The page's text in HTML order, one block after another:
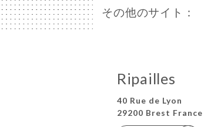
その他のサイト：
Ripailles
40 Rue de Lyon
29200 Brest France